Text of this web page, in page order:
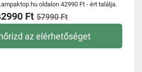
oldalon 42990 Ft - ért találja.
Ft 57990 Ft
az elérhetőséget